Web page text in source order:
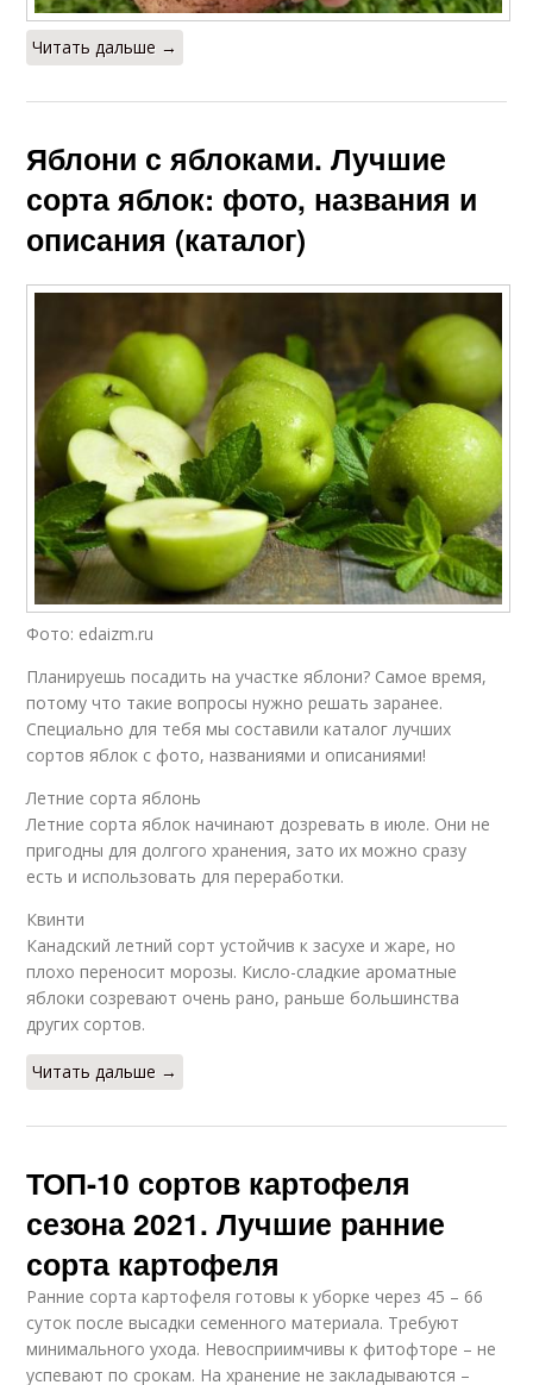
Читать дальше →
Яблони с яблоками. Лучшие
сорта яблок: фото, названия и
описания (каталог)
Фото: edaizm.ru
Планируешь посадить на участке яблони? Самое время,
потому что такие вопросы нужно решать заранее.
Специально для тебя мы составили каталог лучших
сортов яблок с фото, названиями и описаниями!
Летние сорта яблонь
Летние сорта яблок начинают дозревать в июле. Они не
пригодны для долгого хранения, зато их можно сразу
есть и использовать для переработки.
Квинти
Канадский летний сорт устойчив к засухе и жаре, но
плохо переносит морозы. Кисло-сладкие ароматные
яблоки созревают очень рано, раньше большинства
других сортов.
Читать дальше →
ТОП-10 сортов картофеля
сезона 2021. Лучшие ранние
сорта картофеля
Ранние сорта картофеля готовы к уборке через 45 – 66
суток после высадки семенного материала. Требуют
минимального ухода. Невосприимчивы к фитофторе – не
успевают по срокам. На хранение не закладываются –